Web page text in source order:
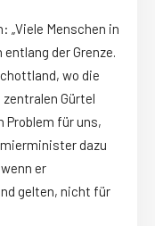
„Viele Menschen in
der Grenze.
wo die
Gürtel
Problem für uns,
dazu
er
gelten, nicht für